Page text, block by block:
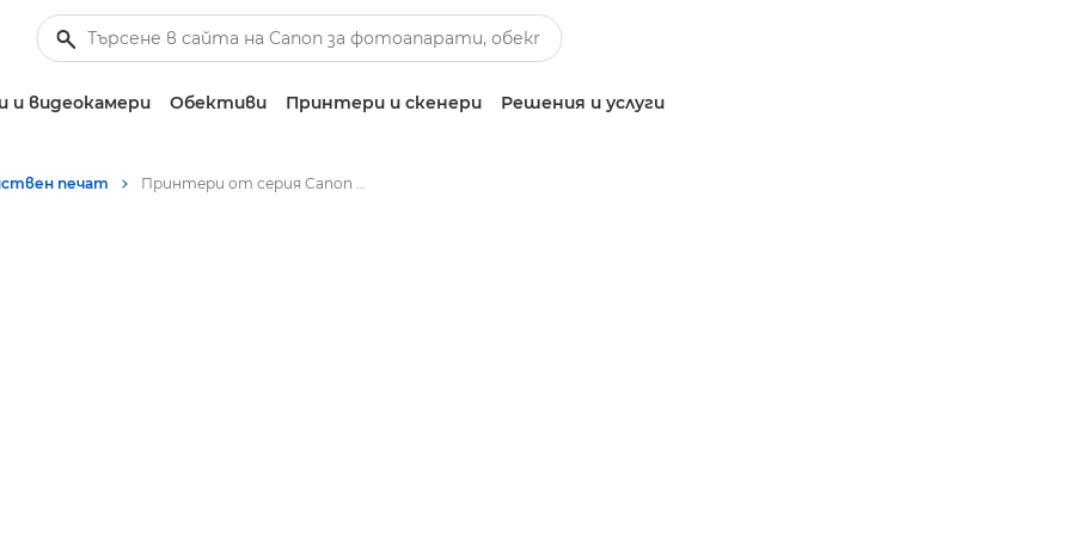
видеокамери Обективи Принтери и скенери Решения и услуги
печат Принтери от серия Canon imagePRESS C165 и C170